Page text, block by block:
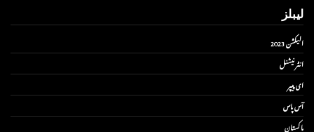
لیبلز
الیکشن 2023
انٹر نیشنل
ای پیپر
آس پاس
پاکستان